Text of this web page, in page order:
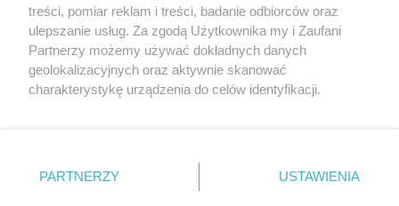
kontakt@halorzeszow.pl
Redakcja Reklama Kontakt
Patronat medialny
Regulamin portalu
Polityka prywatności
Facebook.com
X.comInstagram.com
Tiktok.comYoutube.com
treści, pomiar reklam i treści, badanie odbiorców oraz
ulepszanie usług. Za zgodą Użytkownika my i Zaufani
Partnerzy możemy używać dokładnych danych
geolokalizacyjnych oraz aktywnie skanować
charakterystykę urządzenia do celów identyfikacji.
zmienić/wycofać klikając przycisk ustawień prywatności
PARTNERZY USTAWIENIA